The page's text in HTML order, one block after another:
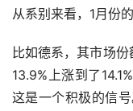
从系别来看，1月份
比如德系，其市场
13.9%上涨到了
这是一个积极的信